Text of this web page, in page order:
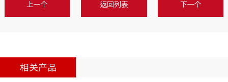
上一个 返回列表 下一个
相关产品